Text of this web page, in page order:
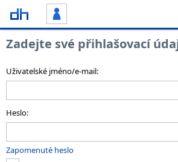
Zadejte své přihlašovací
Uživatelské jméno/e-mail:
Heslo:
Zapomenuté heslo